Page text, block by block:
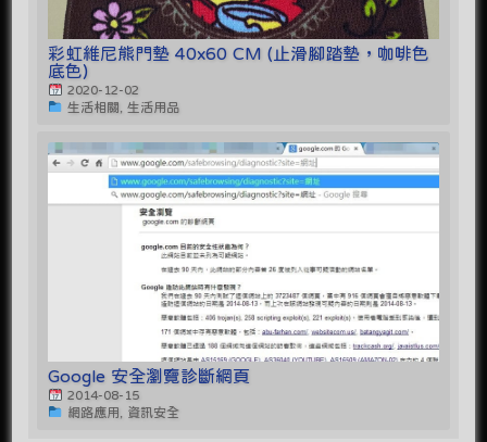
彩虹維尼熊門墊 40x60 CM (止滑腳踏墊，咖啡色
底色)
2020-12-02
生活相關, 生活用品
Google 安全瀏覽診斷網頁
2014-08-15
網路應用, 資訊安全